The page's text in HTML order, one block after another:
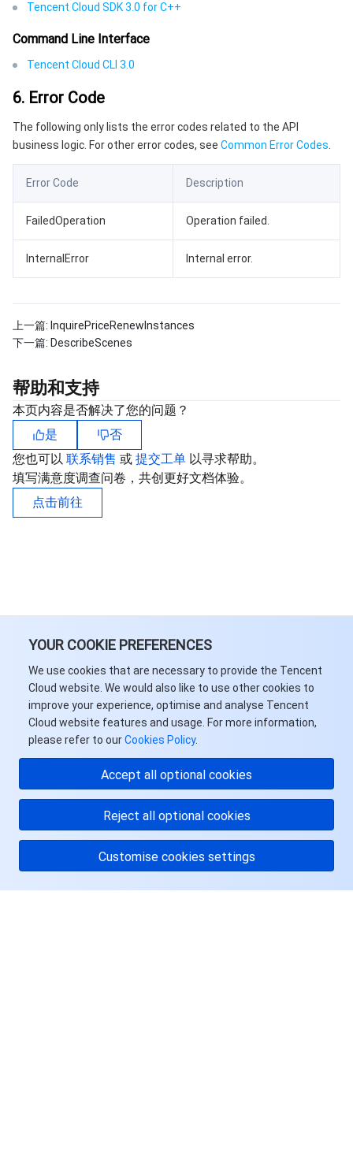
YOUR COOKIE PREFERENCES
We use cookies that are necessary to provide the Tencent
Cloud website. We would also like to use other cookies to
improve your experience, optimise and analyse Tencent
Cloud website features and usage. For more information,
please refer to ourCookies Policy.
Accept all optional cookies
Reject all optional cookies
Customise cookies settings
Tencent Cloud SDK 3.0 for C++
Command Line Interface
Tencent Cloud CLI 3.0
6. Error Code
The following only lists the error codes related to the API
business logic. For other error codes, see Common Error Codes
Error Code Description
FailedOperation Operation failed.
InternalError Internal error.
上一篇: InquirePriceRenewInstances
下一篇: DescribeScenes
帮助和支持
本页内容是否解决了您的问题？
是
否
您也可以 联系销售 或 提交工单 以寻求帮助。
填写满意度调查问卷，共创更好文档体验。
点击前往